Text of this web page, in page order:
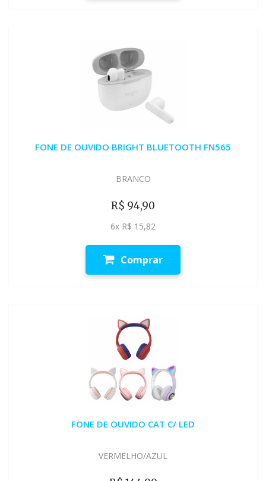
FONE DE OUVIDO BRIGHT BLUETOOTH FN565
BRANCO
R$ 94,90
6x R$ 15,82
Comprar
FONE DE OUVIDO CAT C/ LED
VERMELHO/AZUL